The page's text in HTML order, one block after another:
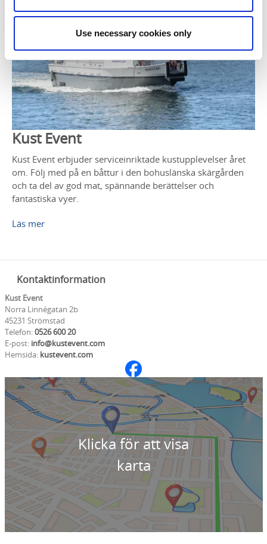
Use necessary cookies only
Kust Event
Kust Event erbjuder serviceinriktade kustupplevelser året
om. Följ med på en båttur i den bohuslänska skärgården
och ta del av god mat, spännande berättelser och
fantastiska vyer.
Läs mer
Kontaktinformation
Kust Event
Norra Linnégatan 2b
45231 Strömstad
Telefon:0526 600 20
E-post: info@kustevent.com
Hemsida: kustevent.com
Klicka för att visa
karta